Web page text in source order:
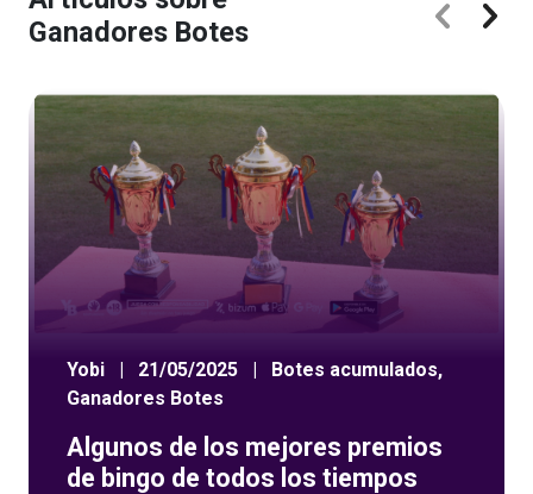
Ganadores Botes
Yobi | 21/05/2025 | Botes acumulados,
Ganadores Botes
Algunos de los mejores premios
de bingo de todos los tiempos